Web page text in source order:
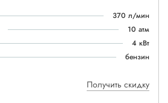
370 л/мин
10 атм
4 кВт
бензин
Получить скидку